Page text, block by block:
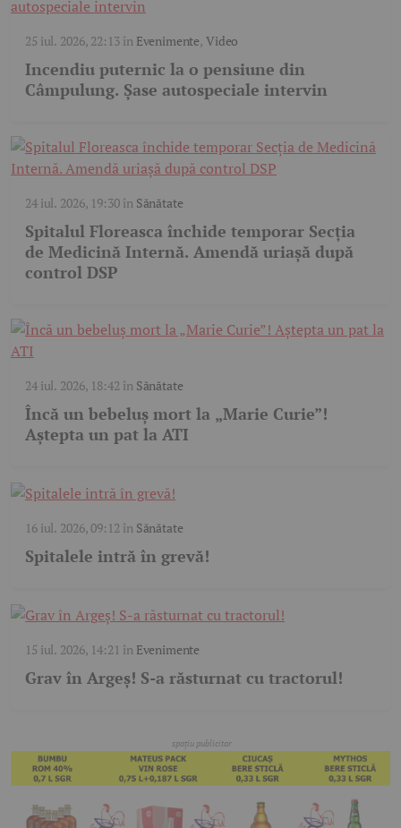
25 iul. 2026, 22:13în Evenimente,Video
Incendiu puternic la o pensiune din
Câmpulung. Șase autospeciale intervin
24 iul. 2026, 19:30în Sănătate
Spitalul Floreasca închide temporar Secția
de Medicină Internă. Amendă uriașă după
control DSP
24 iul. 2026, 18:42 în Sănătate
Încă un bebeluș mort la „Marie Curie”!
Aștepta un pat la ATI
16 iul. 2026, 09:12 în Sănătate
Spitalele intră în grevă!
15 iul. 2026, 14:21 în Evenimente
Grav în Argeș! S-a răsturnat cu tractorul!